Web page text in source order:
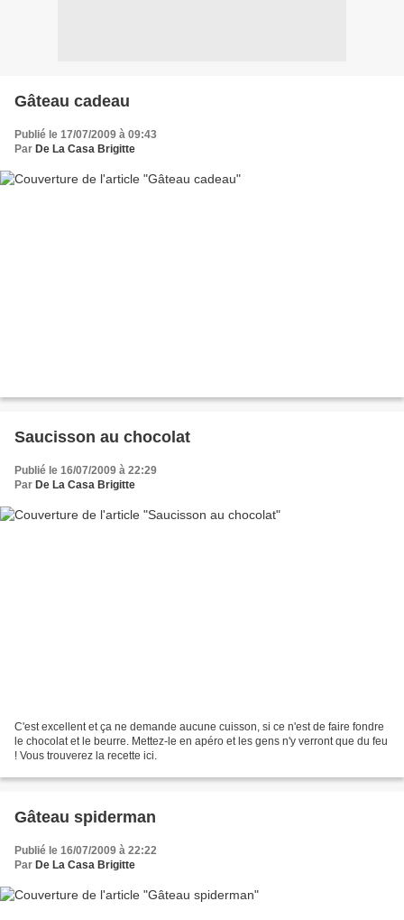
Gâteau cadeau
Publié le 17/07/2009 à 09:43
Par De La Casa Brigitte
Saucisson au chocolat
Publié le 16/07/2009 à 22:29
Par De La Casa Brigitte
C'est excellent et ça ne demande aucune cuisson, si ce n'est de faire fondre
le chocolat et le beurre. Mettez-le en apéro et les gens n'y verront que du feu
! Vous trouverez la recette ici.
Gâteau spiderman
Publié le 16/07/2009 à 22:22
Par De La Casa Brigitte